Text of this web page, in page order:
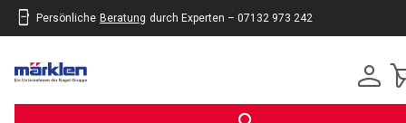
Persönliche Beratung durch Experten – 07132 973 242